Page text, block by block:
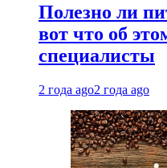
Полезно ли
вот что об
специалисты
2 года ago2 года ago